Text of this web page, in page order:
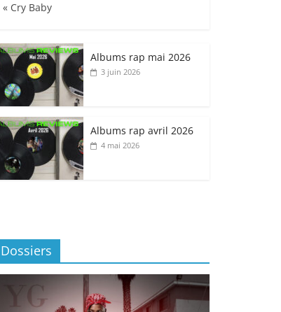
« Cry Baby
Albums rap mai 2026
3 juin 2026
Albums rap avril 2026
4 mai 2026
Dossiers